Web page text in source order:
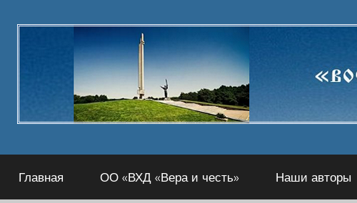
содержимому
Главная ОО «ВХД «Вера и честь» Наши авторы